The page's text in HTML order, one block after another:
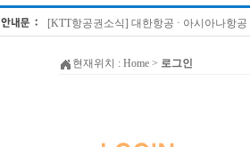
[KTT항공권소식] 대한항공 · 아시아나항
현재위치 :Home > 로그인